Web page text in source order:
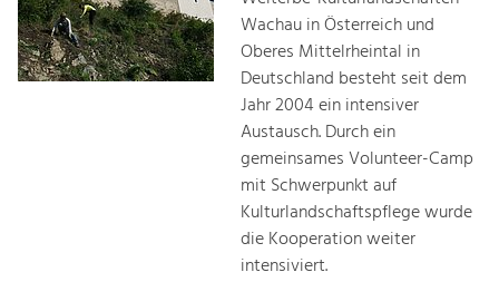
Wachau in Österreich und
Oberes Mittelrheintal in
Deutschland besteht seit dem
Jahr 2004 ein intensiver
Austausch. Durch ein
gemeinsames Volunteer-Camp
mit Schwerpunkt auf
Kulturlandschaftspflege wurde
die Kooperation weiter
intensiviert.